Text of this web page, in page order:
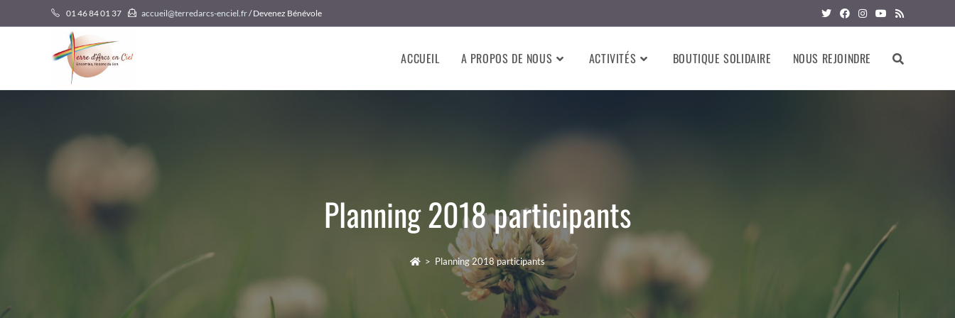
to
01 46 84 01 37 accueil@terredarcs-enciel.fr/ Devenez Bénévole
ACCUEIL A PROPOS DE NOUS ACTIVITÉS BOUTIQUE SOLIDAIRE NOUS REJOINDRE
Planning 2018 participants
> Planning 2018 participants